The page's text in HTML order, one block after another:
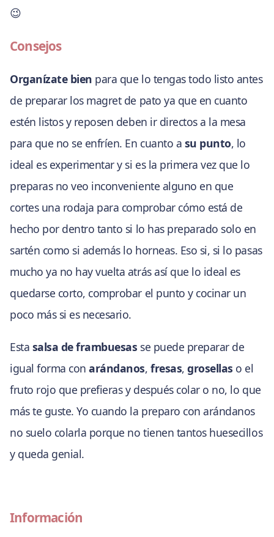
😉
Consejos
Organízate bien para que lo tengas todo listo antes
de preparar los magret de pato ya que en cuanto
estén listos y reposen deben ir directos a la mesa
para que no se enfríen. En cuanto a su punto, lo
ideal es experimentar y si es la primera vez que lo
preparas no veo inconveniente alguno en que
cortes una rodaja para comprobar cómo está de
hecho por dentro tanto si lo has preparado solo en
sartén como si además lo horneas. Eso si, si lo pasas
mucho ya no hay vuelta atrás así que lo ideal es
quedarse corto, comprobar el punto y cocinar un
poco más si es necesario.
Esta salsa de frambuesas se puede preparar de
igual forma conarándanos,fresas,grosellas o el
fruto rojo que prefieras y después colar o no, lo que
más te guste. Yo cuando la preparo con arándanos
no suelo colarla porque no tienen tantos huesecillos
y queda genial.
Información